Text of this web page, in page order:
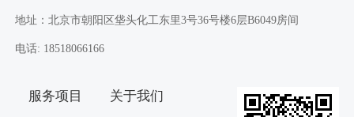
地址：北京市朝阳区垡头化工东里3号36号楼6层B6049房间
电话: 18518066166
服务项目 关于我们